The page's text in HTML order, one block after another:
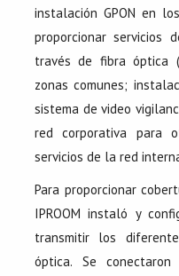
instalación GPON en
proporcionar servicios
través de fibra óptica
zonas comunes;
sistema de video
red corporativa para
servicios de la red
Para proporcionar
IPROOM instaló y
transmitir los
óptica. Se